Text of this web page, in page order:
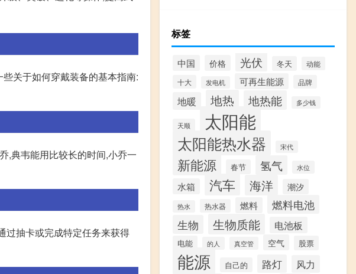
关于如何穿戴装备的基本指南:
,典韦能用比较长的时间,小乔一
过抽卡或完成特定任务来获得
标签
中国 价格 光伏 冬天
动能
十大
发电机 可再生能源 品牌
地暖 地热 地热能 多少钱
天顺 太阳能
太阳能热水器 宋代
新能源 春节 氢气 水位
水箱 汽车 海洋 潮汐
热水 热水器 燃料
燃料电池
生物
生物质能 电池板
电能 的人 真空管 空气 股票
能源 自己的 路灯 风力